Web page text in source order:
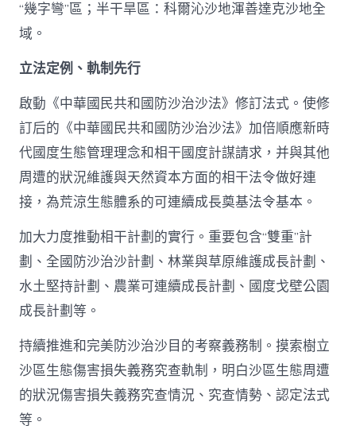
“幾字彎”區；半干旱區：科爾沁沙地渾善達克沙地全
域。
立法定例、軌制先行
啟動《中華國民共和國防沙治沙法》修訂法式。使修
訂后的《中華國民共和國防沙治沙法》加倍順應新時
代國度生態管理理念和相干國度計謀請求，并與其他
周遭的狀況維護與天然資本方面的相干法令做好連
接，為荒涼生態體系的可連續成長奠基法令基本。
加大力度推動相干計劃的實行。重要包含“雙重”計
劃、全國防沙治沙計劃、林業與草原維護成長計劃、
水土堅持計劃、農業可連續成長計劃、國度戈壁公園
成長計劃等。
持續推進和完美防沙治沙目的考察義務制。摸索樹立
沙區生態傷害損失義務究查軌制，明白沙區生態周遭
的狀況傷害損失義務究查情況、究查情勢、認定法式
等。